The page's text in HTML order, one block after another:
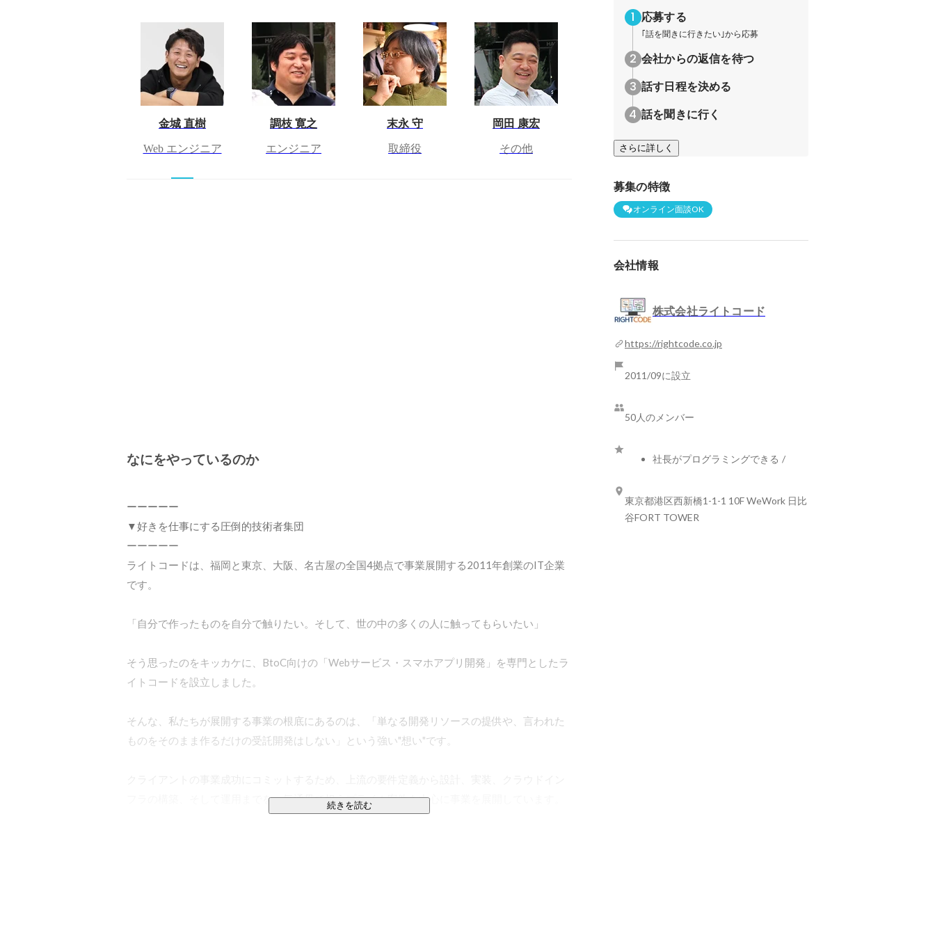
金城 直樹
Web エンジニア
調枝 寛之
エンジニア
末永 守
取締役
岡田 康宏
その他
なにをやっているのか
ーーーーー
▼好きを仕事にする圧倒的技術者集団
ーーーーー
ライトコードは、福岡と東京、大阪、名古屋の全国4拠点で事業展開する2011年創業のIT企業
です。
「自分で作ったものを自分で触りたい。そして、世の中の多くの人に触ってもらいたい」
そう思ったのをキッカケに、BtoC向けの「Webサービス・スマホアプリ開発」を専門としたラ
イトコードを設立しました。
そんな、私たちが展開する事業の根底にあるのは、「単なる開発リソースの提供や、言われた
ものをそのまま作るだけの受託開発はしない」という強い"想い"です。
フラの構築、そして運用までを一気通貫で担うプライム案件を中心に事業を展開しています。
続きを読む
応募する
｢話を聞きに行きたい｣から応募
会社からの返信を待つ
話す日程を決める
話を聞きに行く
さらに詳しく
募集の特徴
オンライン面談OK
会社情報
株式会社ライトコード
https://rightcode.co.jp
2011/09に設立
50人のメンバー
社長がプログラミングできる /
東京都港区西新橋1-1-1 10F WeWork 日比
谷FORT TOWER